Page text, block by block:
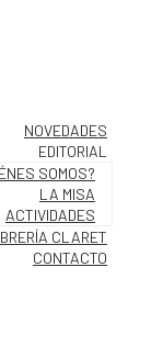
NOVEDADES
EDITORIAL
SOMOS?
LA MISA
ACTIVIDADES
CLARET
CONTACTO